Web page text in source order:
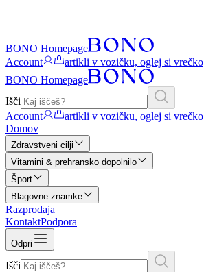
BONO Homepage
Account
artikli v vozičku, oglej si vrečko
BONO Homepage
Išči
Account
artikli v vozičku, oglej si vrečko
Domov
Zdravstveni cilji
Vitamini & prehransko dopolnilo
Šport
Blagovne znamke
Razprodaja
KontaktPodpora
Odpri
Išči